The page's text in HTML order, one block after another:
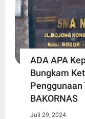
ADA APA
Bungkam
Penggunaan
BAKORNAS
Juli 29, 2024